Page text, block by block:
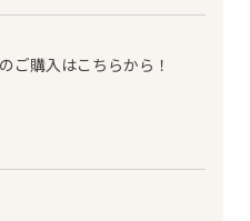
ご購入はこちらから！